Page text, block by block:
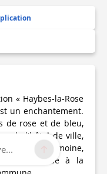
« Haybes-la-Rose
un enchantement.
de rose et de bleu,
de l'hôtel de ville,
un patrimoine,
contribue à la